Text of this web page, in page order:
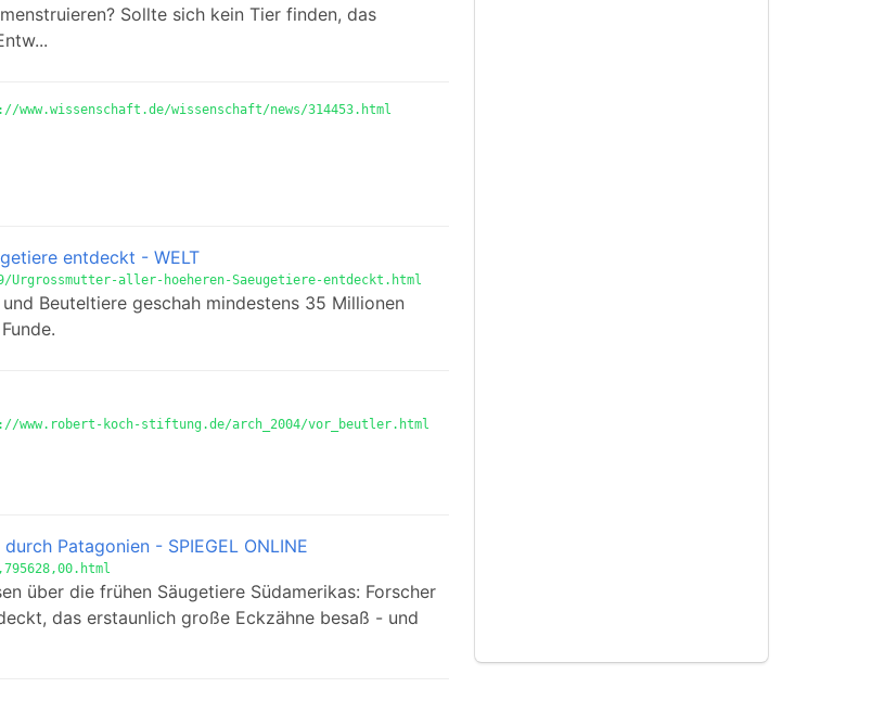
Sollte sich kein Tier finden, das
wissenschaft/news/314453.html
entdeckt - WELT
aller-hoeheren-Saeugetiere-entdeckt.html
Beuteltiere geschah mindestens 35 Millionen
www.robert-koch-stiftung.de/arch_2004/vor_beutler.html
Patagonien - SPIEGEL ONLINE
über die frühen Säugetiere Südamerikas: Forscher
das erstaunlich große Eckzähne besaß - und